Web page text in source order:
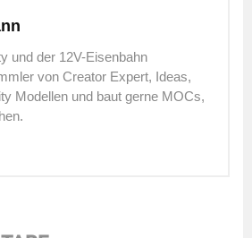
und der 12V-Eisenbahn
von Creator Expert, Ideas,
Modellen und baut gerne MOCs,